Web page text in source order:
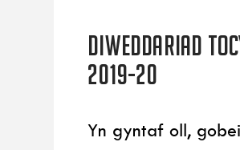
Diweddariad
2019-20
Yn gyntaf oll,